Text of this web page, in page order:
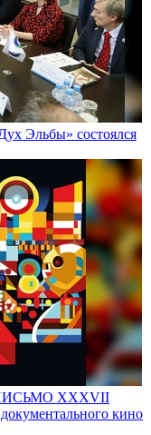
Эльбы» состоялся
XXXVII
кино